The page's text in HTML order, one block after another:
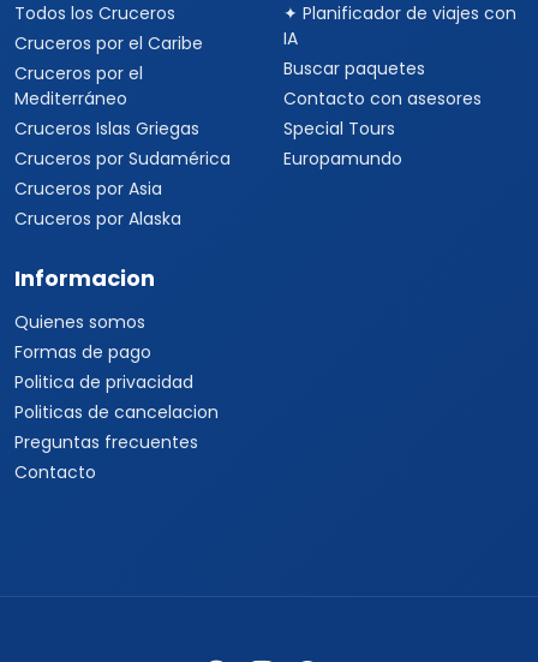
Todos los Cruceros
Cruceros por el Caribe
Cruceros por el
Mediterráneo
Cruceros Islas Griegas
Cruceros por Sudamérica
Cruceros por Asia
Cruceros por Alaska
✦ Planificador de viajes con
IA
Buscar paquetes
Contacto con asesores
Special Tours
Europamundo
Informacion
Quienes somos
Formas de pago
Politica de privacidad
Politicas de cancelacion
Preguntas frecuentes
Contacto